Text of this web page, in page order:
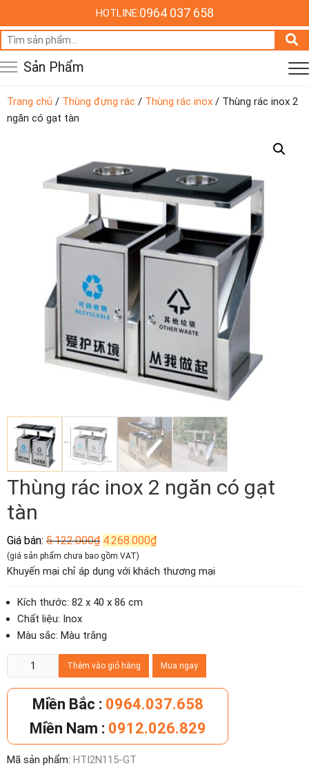
HOTLINE:0964 037 658
Tìm
kiếm:
Sản Phẩm
Trang chủ / Thùng đựng rác / Thùng rác inox / Thùng rác inox 2
ngăn có gạt tàn
Thùng rác inox 2 ngăn có gạt
tàn
Giá bán: 5.122.000₫ Giá
gốc
là:
5.122.000₫.
4.268.000₫Giá
hiện
là:
(giá sản phẩm chưa bao gồm VAT)
Khuyến mại chỉ áp dụng với khách thương mại
Kích thước: 82 x 40 x 86 cm
Chất liệu: Inox
Màu sắc: Màu trắng
Thùng
rác
inox
có
gạt
Thêm vào giỏ hàng Mua ngay
Miền Bắc : 0964.037.658
Miền Nam : 0912.026.829
Mã sản phẩm: HTI2N115-GT